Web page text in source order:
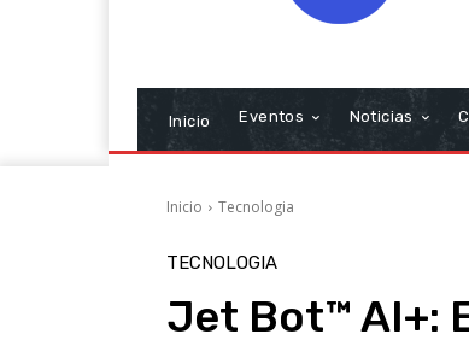
Inicio Eventos Noticias
Inicio Tecnologia
TECNOLOGIA
Jet Bot™ AI+: